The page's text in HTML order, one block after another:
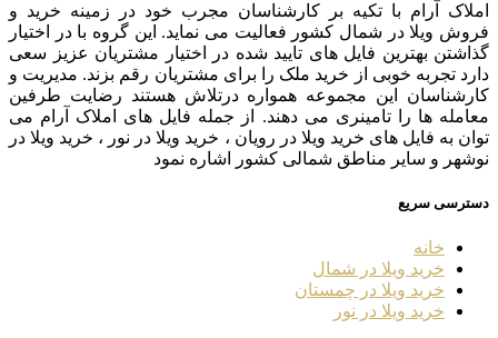
املاک آرام با تکیه بر کارشناسان مجرب خود در زمینه خرید و
فروش ویلا در شمال کشور فعالیت می نماید. این گروه با در اختیار
گذاشتن بهترین فایل های تایید شده در اختیار مشتریان عزیز سعی
دارد تجربه خوبی از خرید ملک را برای مشتریان رقم بزند. مدیریت و
کارشناسان این مجموعه همواره درتلاش هستند رضایت طرفین
معامله ها را تامینری می دهند. از جمله فایل های املاک آرام می
توان به فایل های خرید ویلا در رویان ، خرید ویلا در نور ، خرید ویلا در
نوشهر و سایر مناطق شمالی کشور اشاره نمود
دسترسی سریع
خانه
خرید ویلا در شمال
خرید ویلا در چمستان
خرید ویلا در نور